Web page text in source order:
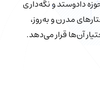
دادوستد و نگه‌داری
مدرن و به‌روز،
آن‌ها قرار می‌دهد.